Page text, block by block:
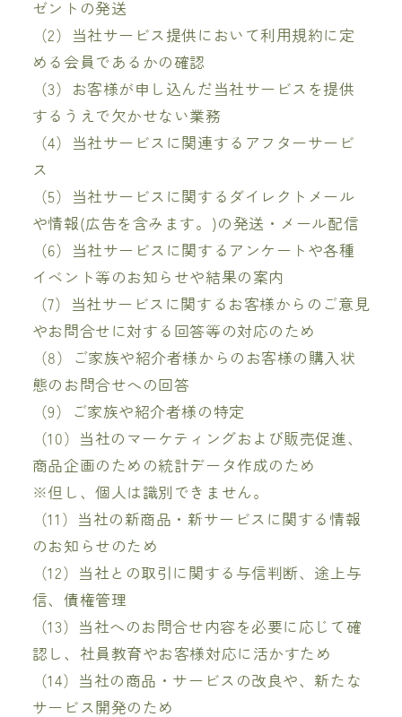
ゼントの発送
（2）当社サービス提供において利用規約に定
める会員であるかの確認
（3）お客様が申し込んだ当社サービスを提供
するうえで欠かせない業務
（4）当社サービスに関連するアフターサービ
ス
（5）当社サービスに関するダイレクトメール
や情報(広告を含みます。)の発送・メール配信
（6）当社サービスに関するアンケートや各種
イベント等のお知らせや結果の案内
（7）当社サービスに関するお客様からのご意見
やお問合せに対する回答等の対応のため
（8）ご家族や紹介者様からのお客様の購入状
態のお問合せへの回答
（9）ご家族や紹介者様の特定
（10）当社のマーケティングおよび販売促進、
商品企画のための統計データ作成のため
※但し、個人は識別できません。
（11）当社の新商品・新サービスに関する情報
のお知らせのため
（12）当社との取引に関する与信判断、途上与
信、債権管理
（13）当社へのお問合せ内容を必要に応じて確
認し、社員教育やお客様対応に活かすため
（14）当社の商品・サービスの改良や、新たな
サービス開発のため